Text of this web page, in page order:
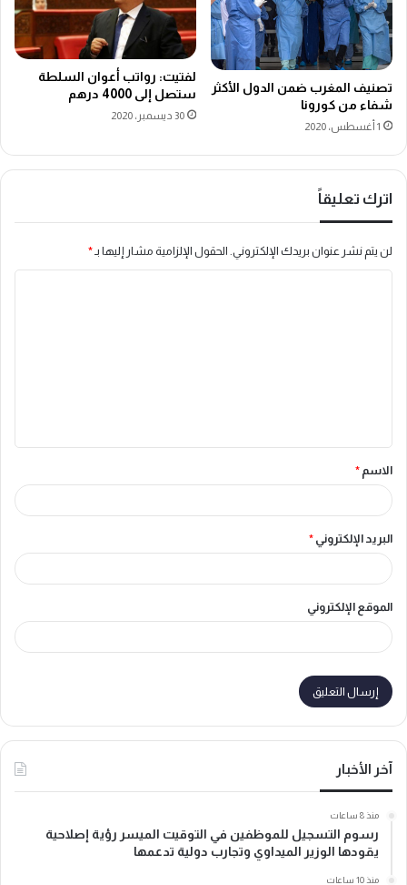
تصنيف المغرب ضمن الدول الأكثر
شفاء من كورونا
1 أغسطس، 2020
لفتيت: رواتب أعوان السلطة
ستصل إلى 4000 درهم
30 ديسمبر، 2020
اترك تعليقاً
لن يتم نشر عنوان بريدك الإلكتروني. الحقول الإلزامية مشار إليها بـ*
ق
*
الاسم *
البريد الإلكتروني *
الموقع الإلكتروني
آخر الأخبار
منذ 8 ساعات
رسوم التسجيل للموظفين في التوقيت الميسر رؤية إصلاحية
يقودها الوزير الميداوي وتجارب دولية تدعمها
منذ 10 ساعات